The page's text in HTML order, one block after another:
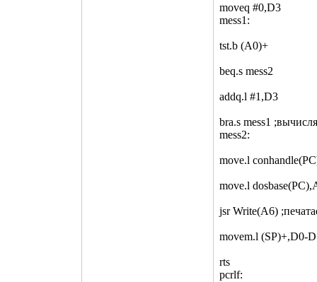
moveq #0,D3
mess1:
tst.b (A0)+
beq.s mess2
addq.l #1,D3
bra.s mess1
mess2:
move.l
move.l
jsr Write(A6)
movem.l (SP)+,D0-
rts
pcrlf: